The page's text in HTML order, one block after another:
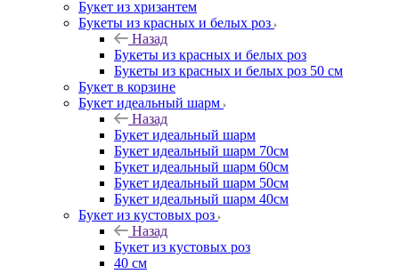
Букет из хризантем
Букеты из красных и белых роз
Назад
Букеты из красных и белых роз
Букеты из красных и белых роз 50 см
Букет в корзине
Букет идеальный шарм
Назад
Букет идеальный шарм
Букет идеальный шарм 70см
Букет идеальный шарм 60см
Букет идеальный шарм 50см
Букет идеальный шарм 40см
Букет из кустовых роз
Назад
Букет из кустовых роз
40 см